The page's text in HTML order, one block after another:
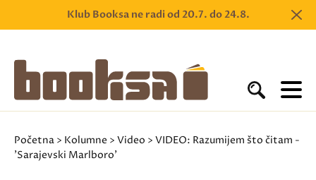
Klub Booksa ne radi od 20.7. do 24.8.
Početna > Kolumne > Video > VIDEO: Razumijem što čitam -
'Sarajevski Marlboro'